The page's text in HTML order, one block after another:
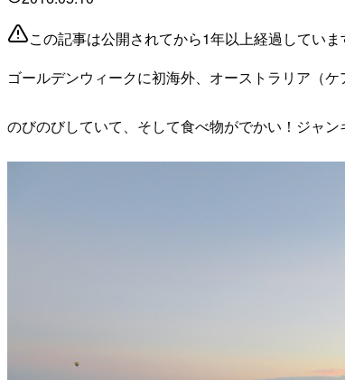
この記事は公開されてから1年以上経過してい
ゴールデンウィークに初海外、オーストラリア（ケ
のびのびしていて、そして食べ物がでかい！ジャン